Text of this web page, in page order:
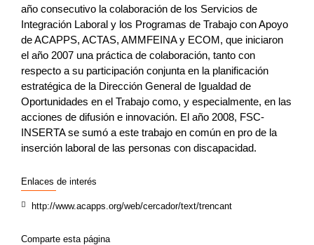
año consecutivo la colaboración de los Servicios de
Integración Laboral y los Programas de Trabajo con Apoyo
de ACAPPS, ACTAS, AMMFEINA y ECOM, que iniciaron
el año 2007 una práctica de colaboración, tanto con
respecto a su participación conjunta en la planificación
estratégica de la Dirección General de Igualdad de
Oportunidades en el Trabajo como, y especialmente, en las
acciones de difusión e innovación. El año 2008, FSC-
INSERTA se sumó a este trabajo en común en pro de la
inserción laboral de las personas con discapacidad.
Enlaces de interés
http://www.acapps.org/web/cercador/text/trencant
Comparte esta página